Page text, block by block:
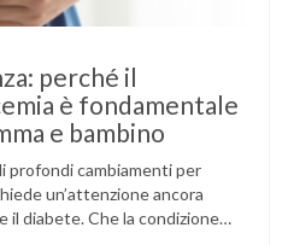
perché il
è fondamentale
e bambino
profondi cambiamenti per
un’attenzione ancora
il diabete. Che la condizione